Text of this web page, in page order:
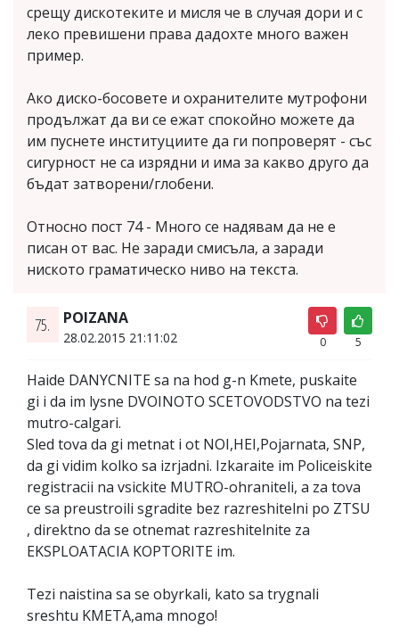
срещу дискотеките и мисля че в случая дори и с
леко превишени права дадохте много важен
пример.
Ако диско-босовете и охранителите мутрофони
продължат да ви се ежат спокойно можете да
им пуснете институциите да ги попроверят - със
сигурност не са изрядни и има за какво друго да
бъдат затворени/глобени.
Относно пост 74 - Много се надявам да не е
писан от вас. Не заради смисъла, а заради
ниското граматическо ниво на текста.
75. POIZANA
28.02.2015 21:11:02 0 5
Haide DANYCNITE sa na hod g-n Kmete, puskaite
gi i da im lysne DVOINOTO SCETOVODSTVO na tezi
mutro-calgari.
Sled tova da gi metnat i ot NOI,HEI,Pojarnata, SNP,
da gi vidim kolko sa izrjadni. Izkaraite im Policeiskite
registracii na vsickite MUTRO-ohraniteli, a za tova
ce sa preustroili sgradite bez razreshitelni po ZTSU
, direktno da se otnemat razreshitelnite za
EKSPLOATACIA KOPTORITE im.
Tezi naistina sa se obyrkali, kato sa trygnali
sreshtu KMETA,ama mnogo!